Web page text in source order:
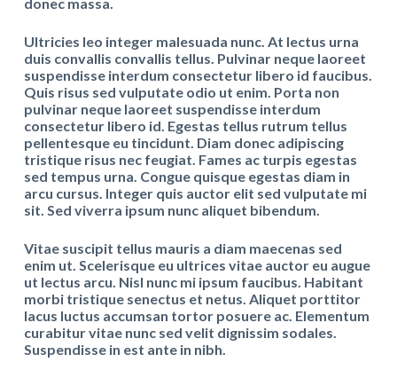
Ultricies leo integer malesuada nunc. At lectus urna
duis convallis convallis tellus. Pulvinar neque laoreet
suspendisse interdum consectetur libero id faucibus.
Quis risus sed vulputate odio ut enim. Porta non
pulvinar neque laoreet suspendisse interdum
consectetur libero id. Egestas tellus rutrum tellus
pellentesque eu tincidunt. Diam donec adipiscing
tristique risus nec feugiat. Fames ac turpis egestas
sed tempus urna. Congue quisque egestas diam in
arcu cursus. Integer quis auctor elit sed vulputate mi
sit. Sed viverra ipsum nunc aliquet bibendum.
Vitae suscipit tellus mauris a diam maecenas sed
enim ut. Scelerisque eu ultrices vitae auctor eu augue
ut lectus arcu. Nisl nunc mi ipsum faucibus. Habitant
morbi tristique senectus et netus. Aliquet porttitor
lacus luctus accumsan tortor posuere ac. Elementum
curabitur vitae nunc sed velit dignissim sodales.
Suspendisse in est ante in nibh.